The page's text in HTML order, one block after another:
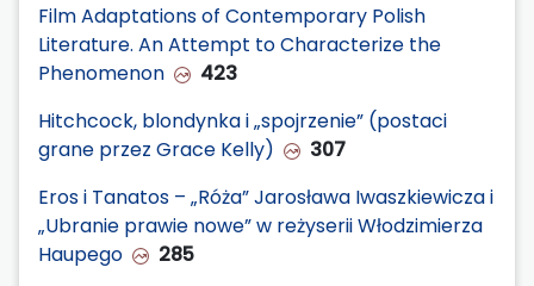
Film Adaptations of Contemporary Polish
Literature. An Attempt to Characterize the
Phenomenon
423
Hitchcock, blondynka i „spojrzenie” (postaci
grane przez Grace Kelly)
307
Eros i Tanatos – „Róża” Jarosława Iwaszkiewicza i
„Ubranie prawie nowe” w reżyserii Włodzimierza
Haupego
285